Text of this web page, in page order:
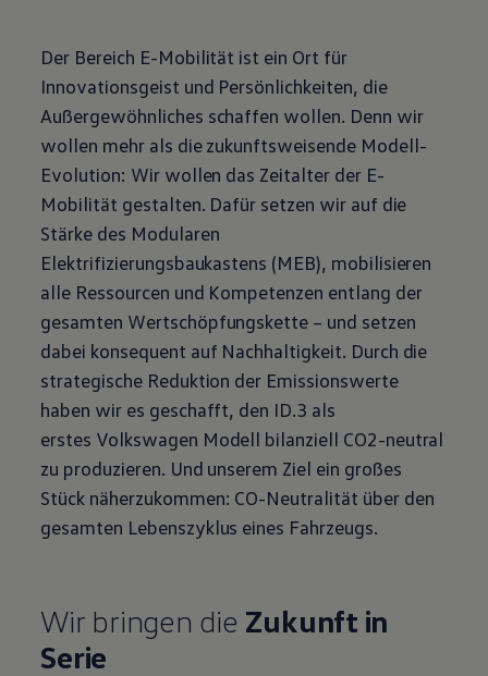
Der Bereich E-Mobilität ist ein Ort für
Innovationsgeist und Persönlichkeiten, die
Außergewöhnliches schaffen wollen. Denn wir
wollen mehr als die zukunftsweisende Modell-
Evolution: Wir wollen das Zeitalter der E-
Mobilität gestalten. Dafür setzen wir auf die
Stärke des Modularen
Elektrifizierungsbaukastens (MEB), mobilisieren
alle Ressourcen und Kompetenzen entlang der
gesamten Wertschöpfungskette – und setzen
dabei konsequent auf Nachhaltigkeit. Durch die
strategische Reduktion der Emissionswerte
haben wir es geschafft, den ID.3 als
erstes Volkswagen Modell bilanziell CO2-neutral
zu produzieren. Und unserem Ziel ein großes
Stück näherzukommen: CO-Neutralität über den
gesamten Lebenszyklus eines Fahrzeugs.
Wir bringen die Zukunft in
Serie